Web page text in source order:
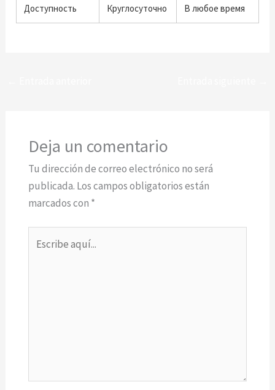
Доступность Круглосуточно В любое время
Deja un comentario
Tu dirección de correo electrónico no será
publicada. Los campos obligatorios están
marcados con *
aquí...